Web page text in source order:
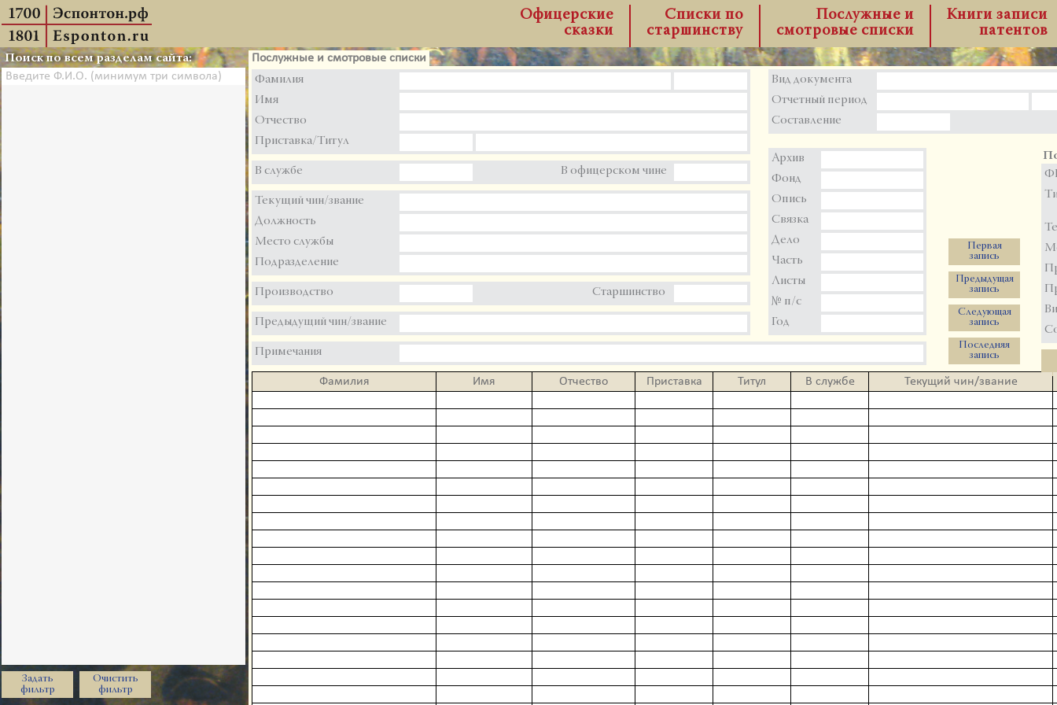
Офицерские
сказки
Списки по
старшинству
Послужные и
смотровые списки
Книги записи
патентов
Поиск по всем разделам сайта:
Задать
фильтр
Очистить
фильтр
Послужные и смотровые списки
Фамилия
Имя
Отчество
Приставка/Титул
В службе В офицерском чине
Текущий чин/звание
Должность
Место службы
Подразделение
Производство Старшинство
Предыдущий чин/звание
Примечания
Вид документа
Отчетный период
Составление
Архив
Фонд
Опись
Связка
Дело
Часть
Листы
№ п/с
Год
Первая
запись
Предыдущая
запись
Следующая
запись
Последняя
запись
Фамилия Имя Отчество Приставка Титул В службе Текущий чин/звание